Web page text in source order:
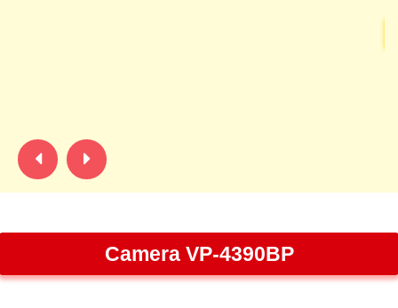
Camera VP-4390BP